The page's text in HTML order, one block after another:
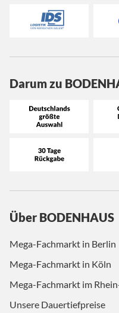
Darum zu
Über BODENHAUS
Mega-Fachmarkt in Berlin
Mega-Fachmarkt in Köln
Mega-Fachmarkt im
Unsere Dauertiefpreise